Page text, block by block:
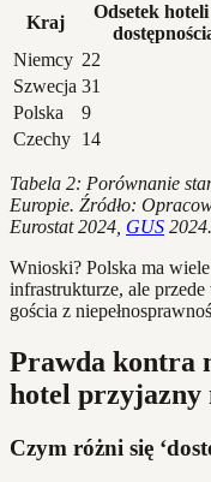
Kraj
Odsetek hoteli
Niemcy 22
Szwecja 31
Polska
9
Czechy 14
Tabela 2: Porównanie
Europie. Źródło:
Eurostat 2024, GUS 2024.
Wnioski? Polska ma
infrastrukturze, ale
gościa z
Prawda kontra
hotel przyjazny
Czym różni się